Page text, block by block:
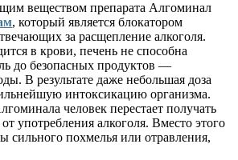
веществом препарата Алгоминал
, который является блокатором
за расщепление алкоголя.
в крови, печень не способна
до безопасных продуктов —
В результате даже небольшая доза
интоксикацию организма.
человек перестает получать
употребления алкоголя. Вместо этого
сильного похмелья или отравления,